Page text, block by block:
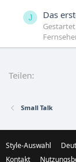
J Das
Teilen:
Small Talk
Style-Auswahl
Kontakt